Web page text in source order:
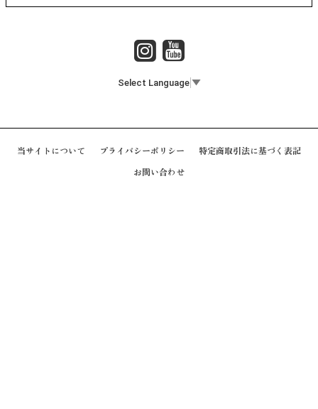
Select Language ▼
当サイトについて プライバシーポリシー 特定商取引法に基づく表記
お問い合わせ